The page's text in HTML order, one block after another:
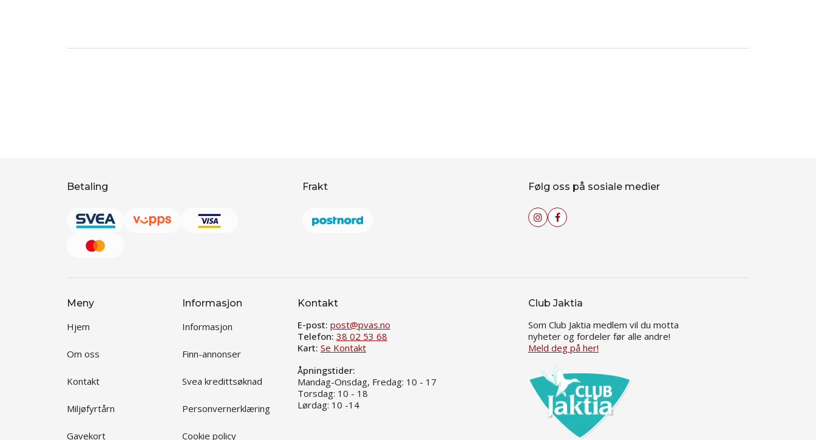
Betaling Frakt Følg oss på sosiale medier
Meny
Hjem
Om oss
Kontakt
Miljøfyrtårn
Gavekort
Informasjon
Informasjon
Finn-annonser
Svea kredittsøknad
Personvernerklæring
Cookie policy
Kontakt
E-post: post@pvas.no
Telefon: 38 02 53 68
Kart: Se Kontakt
Åpningstider:
Mandag-Onsdag, Fredag: 10 - 17
Torsdag: 10 - 18
Lørdag: 10 -14
Club Jaktia
Som Club Jaktia medlem vil du motta
nyheter og fordeler før alle andre!
Meld deg på her!